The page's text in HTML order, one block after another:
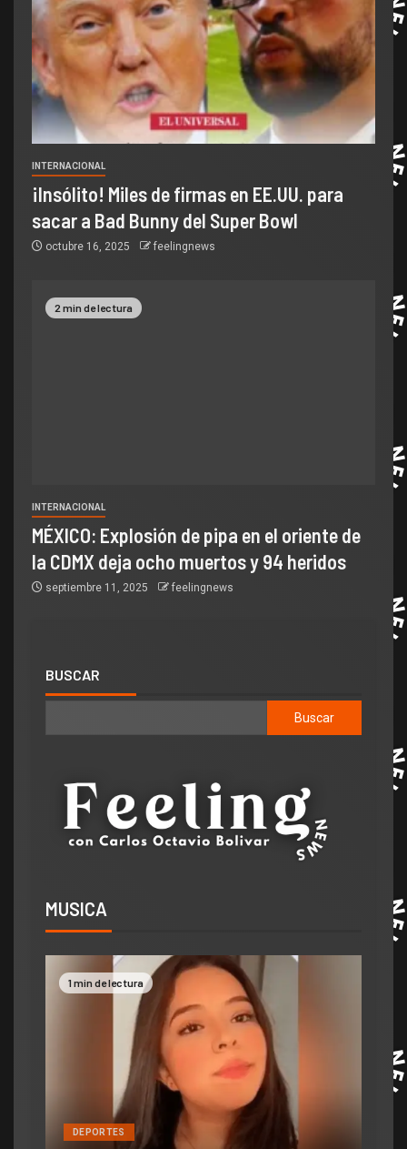
INTERNACIONAL
¡Insólito! Miles de firmas en EE.UU. para
sacar a Bad Bunny del Super Bowl
octubre 16, 2025 feelingnews
2 min de lectura
INTERNACIONAL
MÉXICO: Explosión de pipa en el oriente de
la CDMX deja ocho muertos y 94 heridos
septiembre 11, 2025 feelingnews
BUSCAR
Buscar
MUSICA
1 min de lectura
DEPORTES